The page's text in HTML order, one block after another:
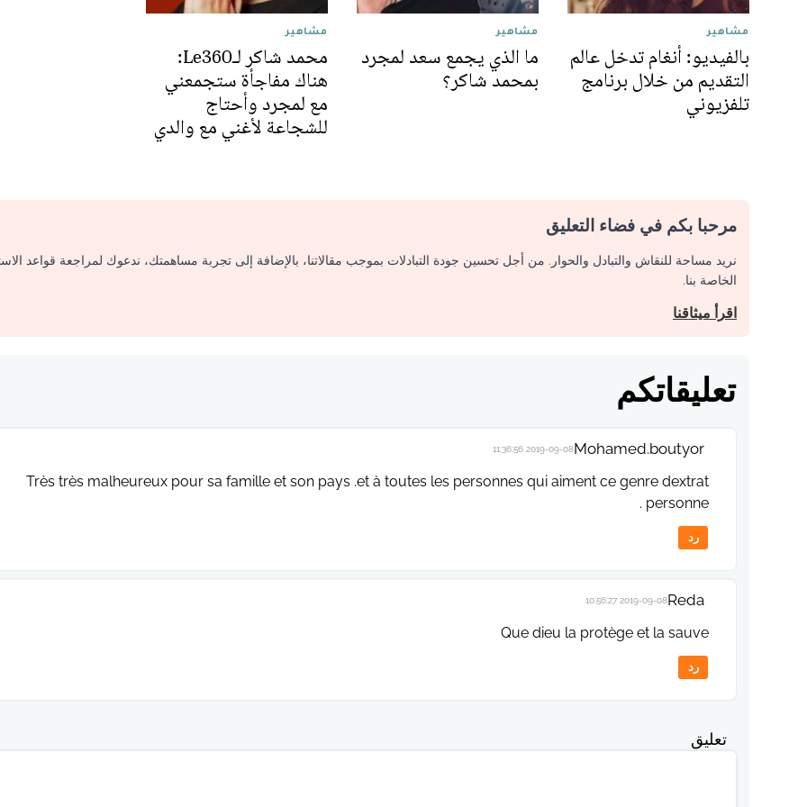
مشاهير
بالفيديو: أنغام تدخل عالم
التقديم من خلال برنامج
تلفزيوني
مشاهير
ما الذي يجمع سعد لمجرد
بمحمد شاكر؟
مشاهير
محمد شاكر لـLe360:
هناك مفاجأة ستجمعني
مع لمجرد وأحتاج
للشجاعة لأغني مع والدي
مرحبا بكم في فضاء التعليق
نريد مساحة للنقاش والتبادل والحوار. من أجل تحسين جودة التبادلات بموجب مقالاتنا، بالإضافة إلى تجربة مساهمتك، ندعوك لمراجعة قواعد
الخاصة بنا.
اقرأ ميثاقنا
تعليقاتكم
Mohamed.boutyor
2019-09-08 11:36:56
Très très malheureux pour sa famille et son pays .et à toutes les personnes qui aiment ce genre dextrat
personne .
رد
Reda
2019-09-08 10:56:27
Que dieu la protège et la sauve
رد
تعليق